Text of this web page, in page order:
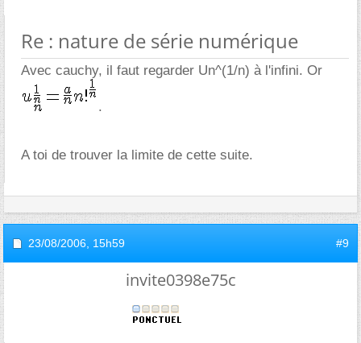
Re : nature de série numérique
Avec cauchy, il faut regarder Un^(1/n) à l'infini. Or
.
A toi de trouver la limite de cette suite.
23/08/2006, 15h59 #9
invite0398e75c